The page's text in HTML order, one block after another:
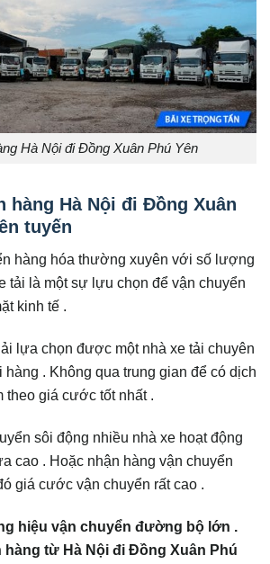
Hà Nội đi Đồng Xuân Phú Yên
hàng Hà Nội đi Đồng Xuân
tuyến
hàng hóa thường xuyên với số lượng
tải là một sự lựu chọn để vận chuyển
kinh tế .
lựa chọn được một nhà xe tải chuyên
. Không qua trung gian để có dịch
theo giá cước tốt nhất .
sôi động nhiều nhà xe hoạt động
cao . Hoặc nhận hàng vận chuyển
giá cước vận chuyển rất cao .
hiệu vận chuyển đường bộ lớn .
hàng từ Hà Nội đi Đồng Xuân Phú